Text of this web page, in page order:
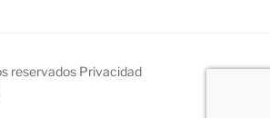
reservados Privacidad